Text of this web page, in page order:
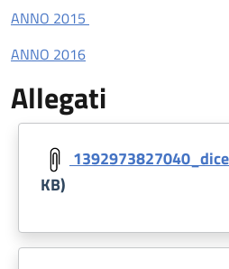
ANNO 2015
ANNO 2016
Allegati
Document
KB)
Document